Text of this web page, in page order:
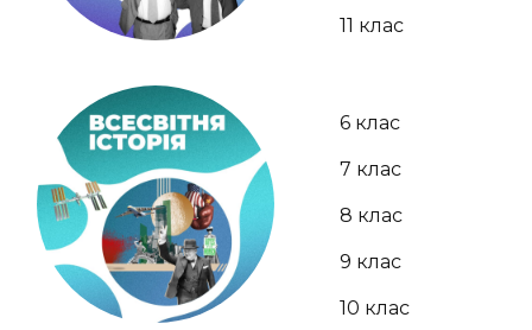
11 клас
6 клас
7 клас
8 клас
9 клас
10 клас